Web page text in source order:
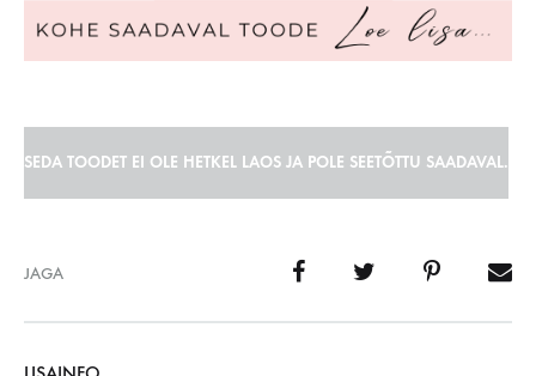
SEDA TOODET EI OLE HETKEL LAOS JA POLE SEETÕTTU SAADAVAL.
JAGA